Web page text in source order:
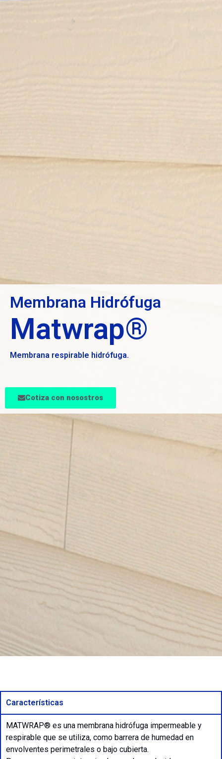
Membrana Hidrófuga
Matwrap®
Membrana respirable hidrófuga.
Cotiza con nosostros
Características
MATWRAP® es una membrana hidrófuga impermeable y
respirable que se utiliza, como barrera de humedad en
envolventes perimetrales o bajo cubierta.